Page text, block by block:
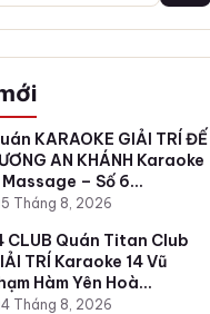
KARAOKE GIẢI TRÍ ĐẾ
AN KHÁNH Karaoke
– Số 6…
5 Tháng 8, 2026
CLUB Quán Titan Club
TRÍ Karaoke 14 Vũ
Hàm Yên Hoà…
4 Tháng 8, 2026